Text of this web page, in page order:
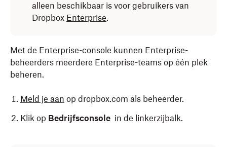
alleen beschikbaar is voor gebruikers van
Dropbox Enterprise.
Met de Enterprise-console kunnen Enterprise-
beheerders meerdere Enterprise-teams op één plek
beheren.
Meld je aan op dropbox.com als beheerder.
Klik op Bedrijfsconsole in de linkerzijbalk.